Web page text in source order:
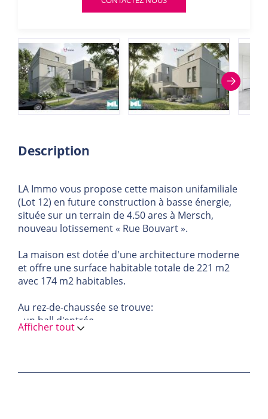
Description
LA Immo vous propose cette maison unifamiliale
(Lot 12) en future construction à basse énergie,
située sur un terrain de 4.50 ares à Mersch,
nouveau lotissement « Rue Bouvart ».
La maison est dotée d'une architecture moderne
et offre une surface habitable totale de 221 m2
avec 174 m2 habitables.
Au rez-de-chaussée se trouve:
- un hall d'entrée
- un WC séparé
salon
Afficher tout